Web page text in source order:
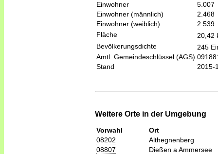
Einwohner
5.007
Einwohner (männlich)
2.468
Einwohner (weiblich)
2.539
Fläche
20,42
Bevölkerungsdichte
245
Amtl. Gemeindeschlüssel (AGS)
Stand
2015-
Weitere Orte in der Umgebung
Vorwahl
Ort
08202
Althegnenberg
08807
Dießen a Ammersee